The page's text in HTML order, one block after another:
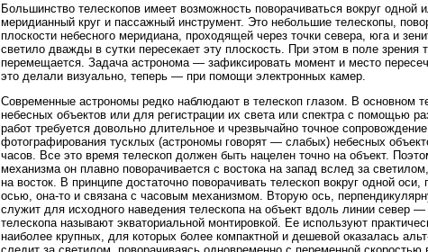
Большинство телескопов имеет возможность поворачиваться вокруг одной
меридианный круг и пассажный инструмент. Это небольшие телескопы,
плоскости небесного меридиана, проходящей через точки севера, юга и
светило дважды в сутки пересекает эту плоскость. При этом в поле зрения
перемещается. Задача астронома — зафиксировать момент и место
это делали визуально, теперь — при помощи электронных камер.
Современные астрономы редко наблюдают в телескоп глазом. В основном
небесных объектов или для регистрации их света или спектра с помощью
работ требуется довольно длительное и чрезвычайно точное
фотографирования тусклых (астрономы говорят — слабых) небесных
часов. Все это время телескоп должен быть нацелен точно на объект.
механизма он плавно поворачивается с востока на запад вслед за
на восток. В принципе достаточно поворачивать телескоп вокруг одной
осью, она-то и связана с часовым механизмом. Вторую ось,
служит для исходного наведения телескопа на объект вдоль линии север
телескопа называют экваториальной монтировкой. Ее используют
наиболее крупных, для которых более компактной и дешевой оказалась